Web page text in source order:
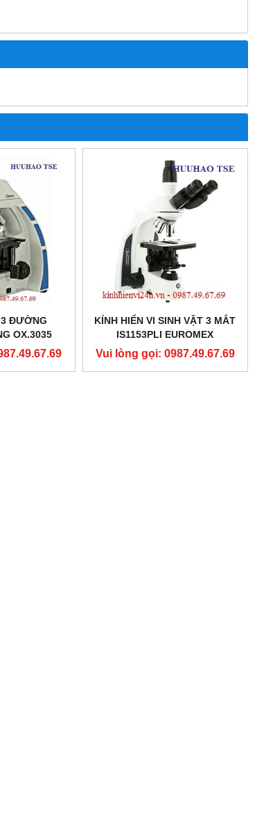
3 ĐƯỜNG
OX.3035
KÍNH HIỂN VI SINH VẬT 3 MẮT
IS1153PLI EUROMEX
Vui lòng gọi: 0987.49.67.69